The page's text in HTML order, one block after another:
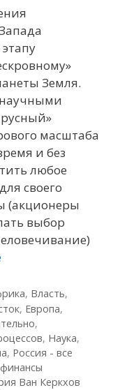
Земля.
масштаба
и без
любое
своего
(акционеры
выбор
, Власть,
, Европа,
,
, Наука,
, Россия - все
Ван Керкхов